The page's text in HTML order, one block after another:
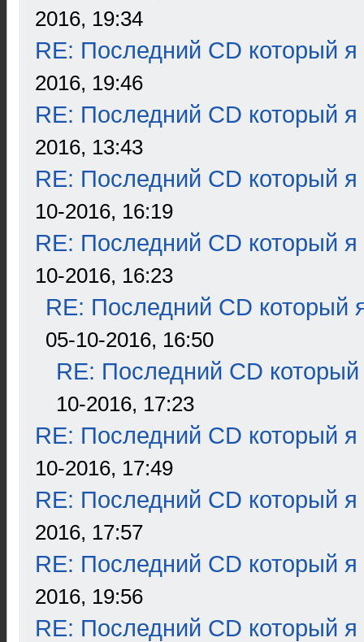
2016, 19:34
RE: Последний CD который я
2016, 19:46
RE: Последний CD который я
2016, 13:43
RE: Последний CD который я
10-2016, 16:19
RE: Последний CD который я
10-2016, 16:23
RE: Последний CD который
05-10-2016, 16:50
RE: Последний CD который
10-2016, 17:23
RE: Последний CD который я
10-2016, 17:49
RE: Последний CD который я
2016, 17:57
RE: Последний CD который я
2016, 19:56
RE: Последний CD который я